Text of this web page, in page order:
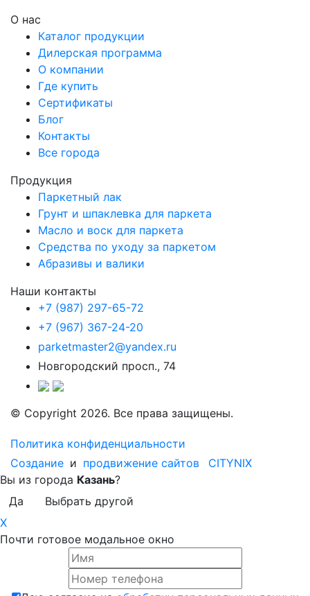
О нас
Каталог продукции
Дилерская программа
О компании
Где купить
Сертификаты
Блог
Контакты
Все города
Продукция
Паркетный лак
Грунт и шпаклевка для паркета
Масло и воск для паркета
Средства по уходу за паркетом
Абразивы и валики
Наши контакты
+7 (987) 297-65-72
+7 (967) 367-24-20
parketmaster2@yandex.ru
Новгородский просп., 74
© Copyright 2026. Все права защищены.
Политика конфиденциальности
Создание и продвижение сайтов
CITYNIX
Вы из города Казань?
Да
Выбрать другой
X
Почти готовое модальное окно